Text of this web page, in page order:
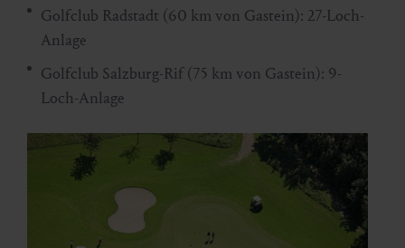
Golfclub Radstadt (60 km von Gastein): 27-Loch-
Anlage
Golfclub Salzburg-Rif (75 km von Gastein): 9-
Loch-Anlage